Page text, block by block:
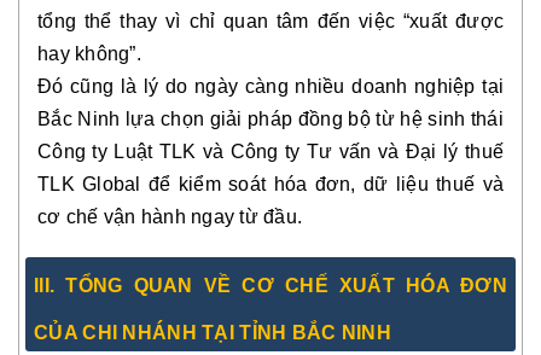
tổng thể thay vì chỉ quan tâm đến việc “xuất được
hay không”.
Đó cũng là lý do ngày càng nhiều doanh nghiệp tại
Bắc Ninh lựa chọn giải pháp đồng bộ từ hệ sinh thái
Công ty Luật TLK và Công ty Tư vấn và Đại lý thuế
TLK Global để kiểm soát hóa đơn, dữ liệu thuế và
cơ chế vận hành ngay từ đầu.
III. TỔNG QUAN VỀ CƠ CHẾ XUẤT HÓA ĐƠN
CỦA CHI NHÁNH TẠI TỈNH BẮC NINH